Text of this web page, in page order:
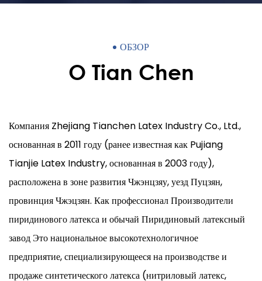
ОБЗОР
О Tian Chen
Компания Zhejiang Tianchen Latex Industry Co., Ltd.,
основанная в 2011 году (ранее известная как Pujiang
Tianjie Latex Industry, основанная в 2003 году),
расположена в зоне развития Чжэнцзяу, уезд Пуцзян,
провинция Чжэцзян. Как профессионалПроизводители
пиридинового латексаи обычай Пиридиновый латексный
заводЭто национальное высокотехнологичное
предприятие, специализирующееся на производстве и
продаже синтетического латекса (нитриловый латекс,